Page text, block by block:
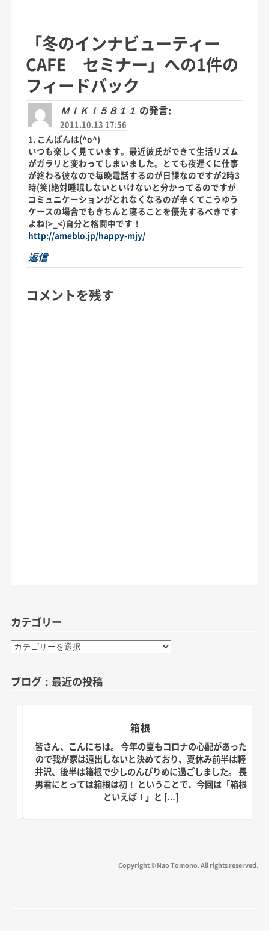
「冬のインナビューティー
CAFE セミナー」への1件の
フィードバック
ＭＩＫＩ５８１１ の発言:
2011.10.13 17:56
1. こんばんは(^o^)
いつも楽しく見ています。最近彼氏ができて生活リズム
がガラリと変わってしまいました。とても夜遅くに仕事
が終わる彼なので毎晩電話するのが日課なのですが2時3
時(笑)絶対睡眠しないといけないと分かってるのですが
コミュニケーションがとれなくなるのが辛くてこうゆう
ケースの場合でもきちんと寝ることを優先するべきです
よね(>_<)自分と格闘中です！
http://ameblo.jp/happy-mjy/
返信
コメントを残す
カテゴリー
カ
テ
リ
ブログ：最近の投稿
箱根
皆さん、こんにちは。 今年の夏もコロナの心配があった
ので我が家は遠出しないと決めており、夏休み前半は軽
井沢、後半は箱根で少しのんびりめに過ごしました。 長
男君にとっては箱根は初！ ということで、今回は「箱根
といえば！」と […]
Copyright © Nao Tomono. All rights reserved.